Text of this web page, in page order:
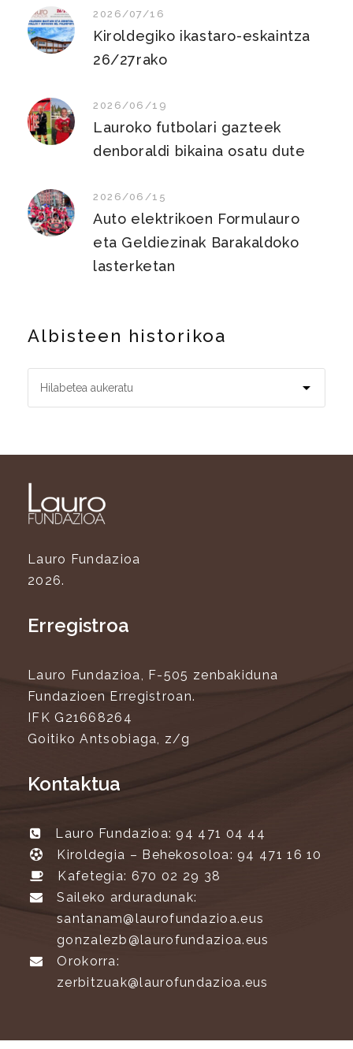
2026/07/16
Kiroldegiko ikastaro-eskaintza
26/27rako
2026/06/19
Lauroko futbolari gazteek
denboraldi bikaina osatu dute
2026/06/15
Auto elektrikoen Formulauro
eta Geldiezinak Barakaldoko
lasterketan
Albisteen historikoa
Lauro Fundazioa
2026.
Erregistroa
Lauro Fundazioa, F-505 zenbakiduna
Fundazioen Erregistroan.
IFK G21668264
Goitiko Antsobiaga, z/g
Kontaktua
Lauro Fundazioa: 94 471 04 44
Kiroldegia – Behekosoloa: 94 471 16 10
Kafetegia: 670 02 29 38
Saileko arduradunak:
santanam@laurofundazioa.eus
gonzalezb@laurofundazioa.eus
Orokorra:
zerbitzuak@laurofundazioa.eus